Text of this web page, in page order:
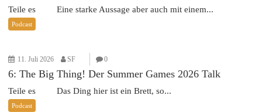
Teile es Eine starke Aussage aber auch mit einem...
Podcast
11. Juli 2026 SF 0
6: The Big Thing! Der Summer Games 2026 Talk
Teile es Das Ding hier ist ein Brett, so...
Podcast